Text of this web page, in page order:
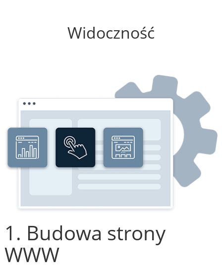
Widoczność
1. Budowa strony
WWW